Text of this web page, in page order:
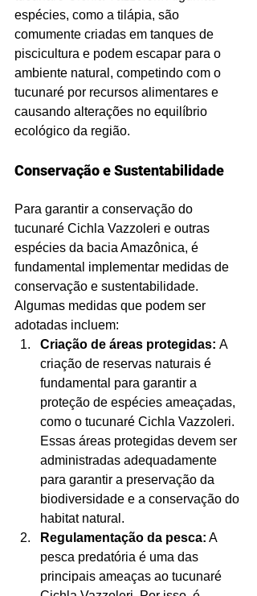
espécies, como a tilápia, são
comumente criadas em tanques de
piscicultura e podem escapar para o
ambiente natural, competindo com o
tucunaré por recursos alimentares e
causando alterações no equilíbrio
ecológico da região.
Conservação e Sustentabilidade
Para garantir a conservação do
tucunaré Cichla Vazzoleri e outras
espécies da bacia Amazônica, é
fundamental implementar medidas de
conservação e sustentabilidade.
Algumas medidas que podem ser
adotadas incluem:
Criação de áreas protegidas: A
criação de reservas naturais é
fundamental para garantir a
proteção de espécies ameaçadas,
como o tucunaré Cichla Vazzoleri.
Essas áreas protegidas devem ser
administradas adequadamente
para garantir a preservação da
biodiversidade e a conservação do
habitat natural.
Regulamentação da pesca: A
pesca predatória é uma das
principais ameaças ao tucunaré